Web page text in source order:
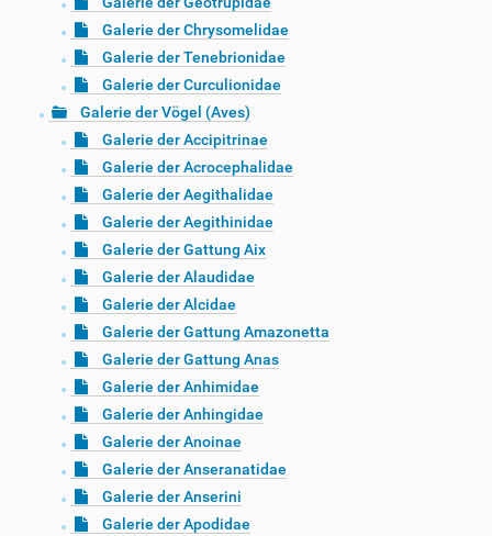
Galerie der Chrysomelidae
Galerie der Tenebrionidae
Galerie der Curculionidae
Galerie der Vögel (Aves)
Galerie der Accipitrinae
Galerie der Acrocephalidae
Galerie der Aegithalidae
Galerie der Aegithinidae
Galerie der Gattung Aix
Galerie der Alaudidae
Galerie der Alcidae
Galerie der Gattung Amazonetta
Galerie der Gattung Anas
Galerie der Anhimidae
Galerie der Anhingidae
Galerie der Anoinae
Galerie der Anseranatidae
Galerie der Anserini
Galerie der Apodidae